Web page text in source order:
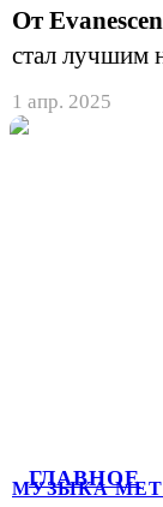
ГЛАВНОЕ
От
стал лучшим
1 апр. 2025
МУЗЫКА